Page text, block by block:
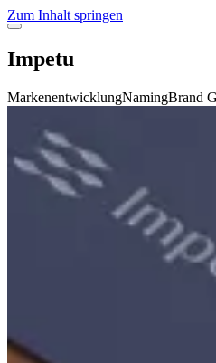
Zum Inhalt springen
Digital Products
Strategie
Programs
Work
About
Impetu
MarkenentwicklungNamingBrand